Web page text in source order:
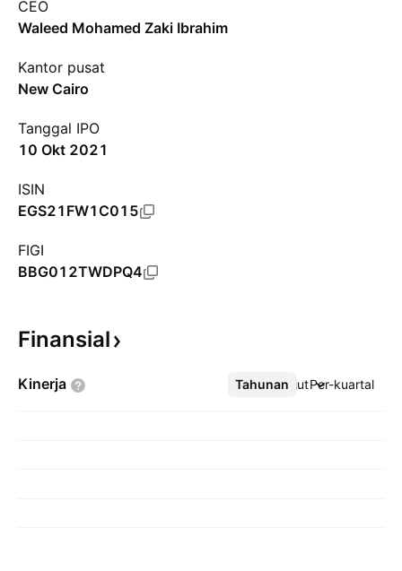
CEO
Waleed Mohamed Zaki Ibrahim
Kantor pusat
New Cairo
Tanggal IPO
10 Okt 2021
ISIN
EGS21FW1C015
FIGI
BBG012TWDPQ4
Finansial
Kinerja Tahunan Per-kuartal
Lebih lanjut